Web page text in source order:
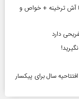
آش ترخینه + خواص و
دارد